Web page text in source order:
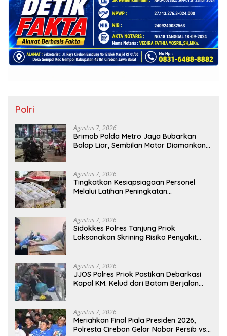
Polri
Agustus 7, 2026
Brimob Polda Metro Jaya Bubarkan
Balap Liar, Sembilan Motor Diamankan
Agustus 7, 2026
Tingkatkan Kesiapsiagaan Personel
Melalui Latihan Peningkatan
Agustus 7, 2026
Sidokkes Polres Tanjung Priok
Laksanakan Skrining Risiko Penyakit
Agustus 7, 2026
JJOS Polres Priok Pastikan Debarkasi
Kapal KM. Kelud dari Batam Berjalan
Agustus 7, 2026
Meriahkan Final Piala Presiden 2026,
Polresta Cirebon Gelar Nobar Persib vs